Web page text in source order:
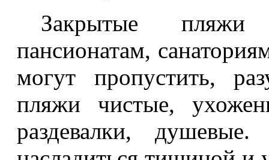
Закрытые пляжи
пансионатам,
могут пропустить,
пляжи чистые,
раздевалки,